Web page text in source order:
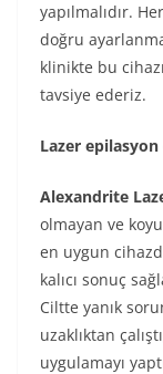
yapılmalıdır.
doğru
klinikte bu
tavsiye ederiz.
Lazer
Alexandrite
olmayan ve
en uygun
kalıcı sonuç
Ciltte yanık
uzaklıktan
uygulamayı